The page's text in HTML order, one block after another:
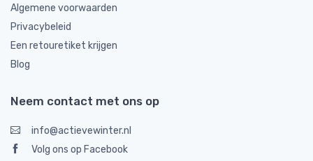
Algemene voorwaarden
Privacybeleid
Een retouretiket krijgen
Blog
Neem contact met ons op
info@actievewinter.nl
Volg ons op Facebook